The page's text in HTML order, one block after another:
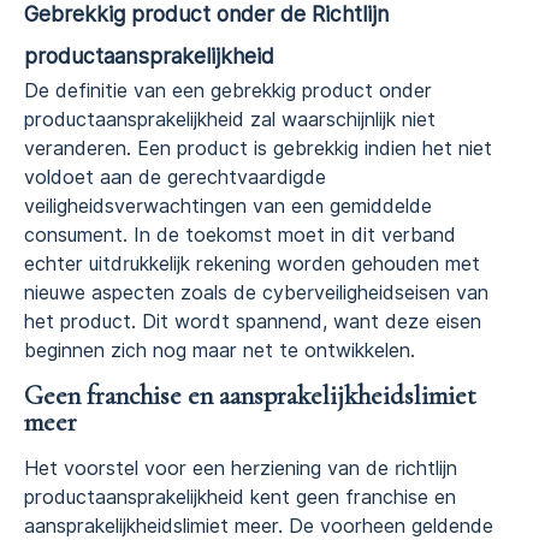
Gebrekkig product onder de Richtlijn
productaansprakelijkheid
De definitie van een gebrekkig product onder
productaansprakelijkheid zal waarschijnlijk niet
veranderen. Een product is gebrekkig indien het niet
voldoet aan de gerechtvaardigde
veiligheidsverwachtingen van een gemiddelde
consument. In de toekomst moet in dit verband
echter uitdrukkelijk rekening worden gehouden met
nieuwe aspecten zoals de cyberveiligheidseisen van
het product. Dit wordt spannend, want deze eisen
beginnen zich nog maar net te ontwikkelen.
Geen franchise en aansprakelijkheidslimiet
meer
Het voorstel voor een herziening van de richtlijn
productaansprakelijkheid kent geen franchise en
aansprakelijkheidslimiet meer. De voorheen geldende